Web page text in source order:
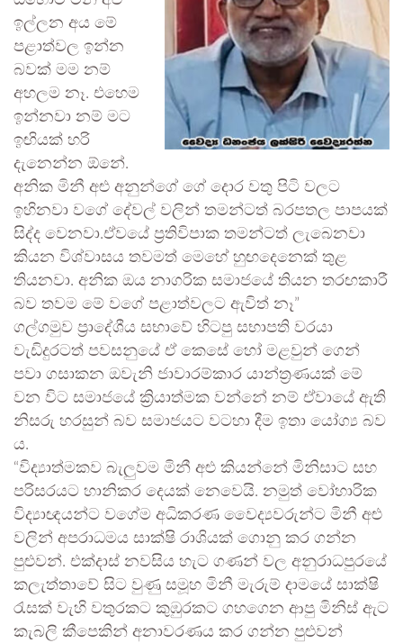
ඉල්ලන අය මේ
පළාත්වල ඉන්න
බවක් මම නම්
අහලම නෑ. එහෙම
ඉන්නවා නම් මට
ඉඟියක් හරි
දැනෙන්න ඕනේ.
අනික මිනී අළු අනුන්ගේ ගේ දොර වතු පිටි වලට
ඉහිනවා වගේ දේවල් වලින් තමන්ටත් බරපතල පාපයක්
සිද්ද වෙනවා.ඒවයේ ප්‍රතිවිපාක තමන්ටත් ලැබෙනවා
කියන විශ්වාසය තවමත් මෙහේ හුඟදෙනෙක් තුළ
තියනවා. අනික ඔය නාගරික සමාජයේ තියන තරඟකාරී
බව තවම මේ වගේ පළාත්වලට ඇවිත් නෑ”
ගල්ගමුව ප්‍රාදේශීය සභාවේ හිටපු සභාපති වරයා
වැඩිදුරටත් පවසනුයේ ඒ කෙසේ හෝ මළවුන් ගෙන්
පවා ගසාකන ඔවැනි ජාවාරම්කාර යාන්ත්‍රණයක් මේ
වන විට සමාජයේ ක්‍රියාත්මක වන්නේ නම් ඒවායේ ඇති
නිසරු හරසුන් බව සමාජයට වටහා දීම ඉතා යෝග්‍ය බව
ය.
“විද්‍යාත්මකව බැලුවම මිනී අළු කියන්නේ මිනිසාට සහ
පරිසරයට හානිකර දෙයක් නෙවෙයි. නමුත් වෝහාරික
විද්‍යාඥයන්ට වගේම අධිකරණ වෛද්‍යවරුන්ට මිනී අළු
වලින් අපරාධමය සාක්ෂි රාශියක් ගොනු කර ගන්න
පුළුවන්. එක්දාස් නවසිය හැට ගණන් වල අනුරාධපුරයේ
කලැත්තාවේ සිට වුණු සමූහ මිනී මැරුම් දාමයේ සාක්ෂි
රැසක් වැහි වතුරකට කුඹුරකට ගහගෙන ආපු මිනිස් ඇට
කැබලි කීපෙකින් අනාවරණය කර ගන්න පුළුවන්